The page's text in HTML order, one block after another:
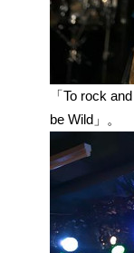
「To rock
be Wild」。